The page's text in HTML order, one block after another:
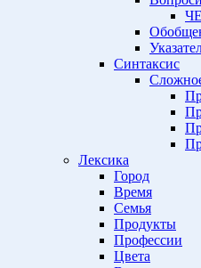
Синтаксис
Лексика
Город
Время
Семья
Продукты
Профессии
Цвета